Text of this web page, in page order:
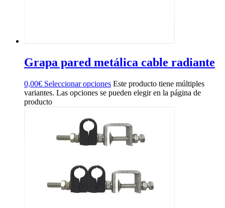
Grapa pared metálica cable radiante
0,00€ Seleccionar opciones Este producto tiene múltiples
variantes. Las opciones se pueden elegir en la página de
producto